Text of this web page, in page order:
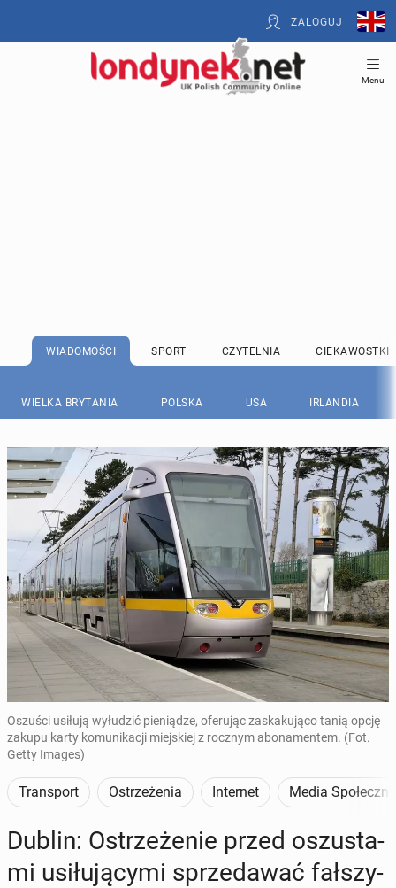
ZALOGUJ
Menu
WIADOMOŚCI SPORT CZYTELNIA CIEKAWOSTKI
WIELKA BRYTANIA POLSKA USA IRLANDIA
Oszuści usiłują wyłudzić pieniądze, oferując zaskakująco tanią opcję
zakupu karty komunikacji miejskiej z rocznym abonamentem. (Fot.
Getty Images)
Transport Ostrzeżenia Internet Media
Dublin: Ostrze­że­nie przed oszu­sta­
mi usi­łu­ją­cy­mi sprze­da­wać fał­szy­